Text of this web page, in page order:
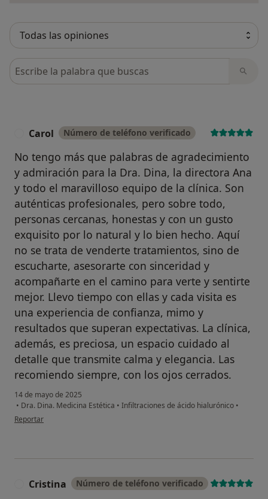
Busca en opiniones
Carol Número de teléfono verificado
No tengo más que palabras de agradecimiento
y admiración para la Dra. Dina, la directora Ana
y todo el maravilloso equipo de la clínica. Son
auténticas profesionales, pero sobre todo,
personas cercanas, honestas y con un gusto
exquisito por lo natural y lo bien hecho. Aquí
no se trata de venderte tratamientos, sino de
escucharte, asesorarte con sinceridad y
acompañarte en el camino para verte y sentirte
mejor. Llevo tiempo con ellas y cada visita es
una experiencia de confianza, mimo y
resultados que superan expectativas. La clínica,
además, es preciosa, un espacio cuidado al
detalle que transmite calma y elegancia. Las
recomiendo siempre, con los ojos cerrados.
14 de mayo de 2025
• Dra. Dina. Medicina Estética • Infiltraciones de ácido hialurónico •
en opinión del usuario Carol
Reportar
Cristina Número de teléfono verificado